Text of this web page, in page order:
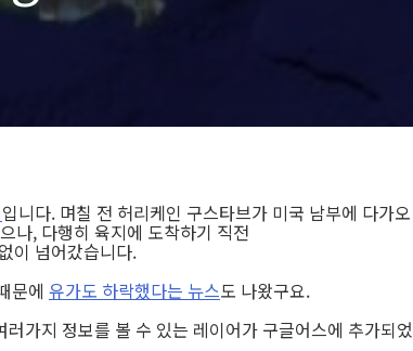
입니다. 며칠 전 허리케인 구스타브가 미국 남부에 다가오
나, 다행히 육지에 도착하기 직전
이 넘어갔습니다.
문에 유가도 하락했다는 뉴스도 나왔구요.
가지 정보를 볼 수 있는 레이어가 구글어스에 추가되었